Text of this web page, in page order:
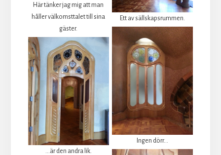
Ett av sällskapsrummen.
Här tänker jag mig att man
håller välkomsttalet till sina
gäster.
Ingen dörr...
...är den andra lik.